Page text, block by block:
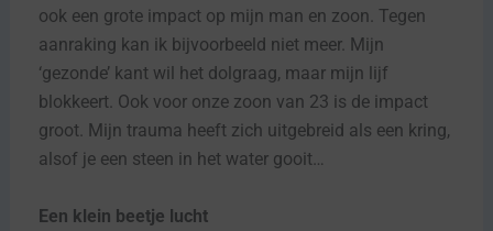
ook een grote impact op mijn man en zoon. Tegen
aanraking kan ik bijvoorbeeld niet meer. Mijn
‘gezonde’ kant wil het dolgraag, maar mijn lijf
blokkeert. Ook voor onze zoon van 23 is de impact
groot. Mijn trauma heeft zich uitgebreid als een kring,
alsof je een steen in het water gooit…
Een klein beetje lucht